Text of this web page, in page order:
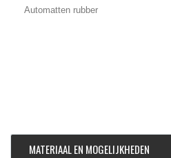
Automatten rubber
MATERIAAL EN MOGELIJKHEDEN